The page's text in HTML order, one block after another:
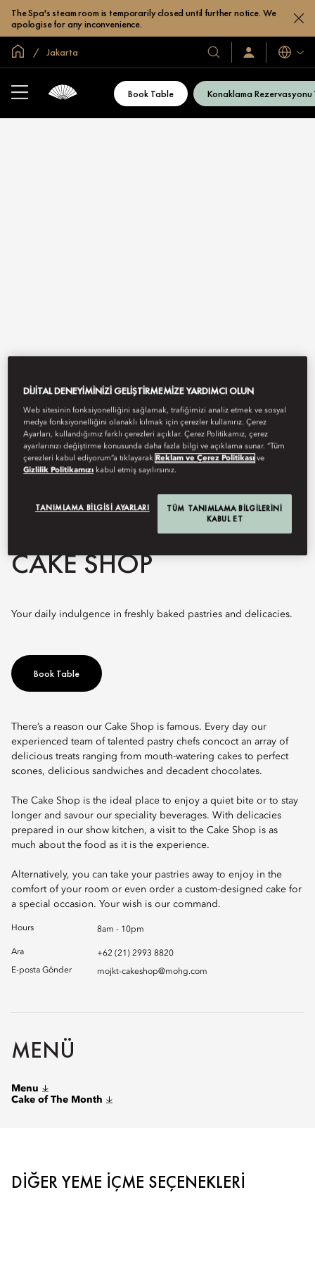
The Spa's steam room is temporarily closed until further notice. We
apologise for any inconvenience.
Global Ana Sayfa
Jakarta
Otel
ve
Oturum
Açın
Katılın
Diller
Book Table Konaklama Rezervasyonu
View All
MANDARIN ORIENTAL
CAKE SHOP
Your daily indulgence in freshly baked pastries and delicacies.
Book Table
There’s a reason our Cake Shop is famous. Every day our
experienced team of talented pastry chefs concoct an array of
delicious treats ranging from mouth-watering cakes to perfect
scones, delicious sandwiches and decadent chocolates.
The Cake Shop is the ideal place to enjoy a quiet bite or to stay
longer and savour our speciality beverages. With delicacies
prepared in our show kitchen, a visit to the Cake Shop is as
much about the food as it is the experience.
Alternatively, you can take your pastries away to enjoy in the
comfort of your room or even order a custom-designed cake for
a special occasion. Your wish is our command.
Hours 8am - 10pm
Ara
+62 (21) 2993 8820
E-posta Gönder
mojkt-cakeshop@mohg.com
MENÜ
Menu
Cake of The Month
DIĞER YEME İÇME SEÇENEKLERI
DIJITAL DENEYIMINIZI GELIŞTIRMEMIZE YARDIMCI OLUN
Web sitesinin fonksiyonelliğini sağlamak, trafiğimizi analiz etmek ve sosyal
medya fonksiyonelliğini olanaklı kılmak için çerezler kullanırız. Çerez
Ayarları, kullandığımız farklı çerezleri açıklar. Çerez Politikamız, çerez
ayarlarınızı değiştirme konusunda daha fazla bilgi ve açıklama sunar. “Tüm
çerezleri kabul ediyorum”a tıklayarak Reklam ve Çerez Politikası ve
Gizlilik Politikamızı kabul etmiş sayılırsınız.
TANIMLAMA BILGISI AYARLARI
TÜM TANIMLAMA BILGILERINI
KABUL ET